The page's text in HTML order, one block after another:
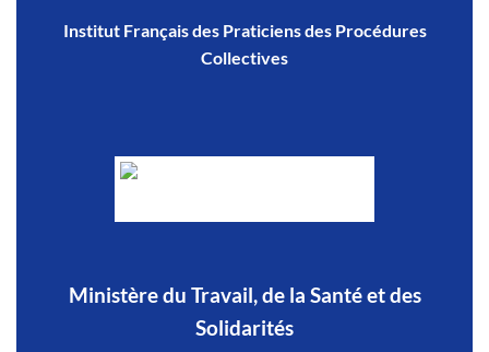
Institut Français des Praticiens des Procédures
Collectives
Ministère du Travail, de la Santé et des
Solidarités